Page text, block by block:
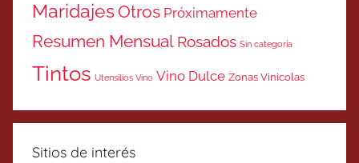
MaridajesOtros Próximamente
Resumen Mensual Rosados Sin categoría
Tintos Utensilios Vino Vino Dulce Zonas Vinicolas
Sitios de interés